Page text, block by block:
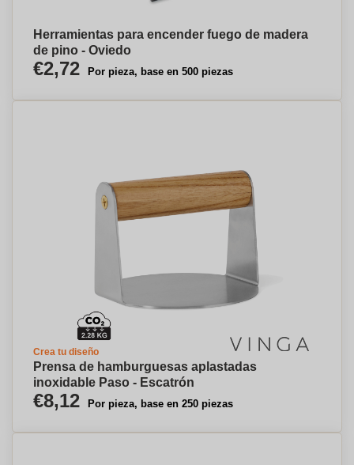
Herramientas para encender fuego de madera
de pino - Oviedo
€2,72 Por pieza, base en 500 piezas
Crea tu diseño
Prensa de hamburguesas aplastadas
inoxidable Paso - Escatrón
€8,12 Por pieza, base en 250 piezas